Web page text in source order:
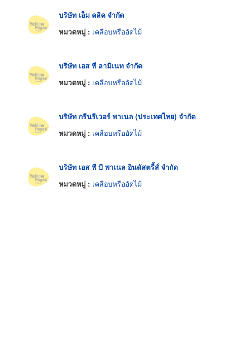
บริษัท เอ็ม คลิค จำกัด
หมวดหมู่ : เคลือบหรืออัดไม้
บริษัท เอส พี ลามิเนท จำกัด
หมวดหมู่ : เคลือบหรืออัดไม้
บริษัท กรีนรีเวอร์ พาเนล (ประเทศไทย) จำกัด
หมวดหมู่ : เคลือบหรืออัดไม้
บริษัท เอส พี บี พาเนล อินดัสตรี้ส์ จำกัด
หมวดหมู่ : เคลือบหรืออัดไม้